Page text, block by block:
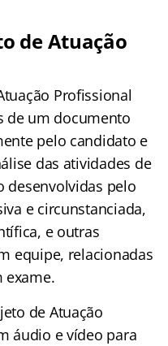
de Atuação
Profissional
de um documento
pelo candidato e
das atividades de
desenvolvidas pelo
e circunstanciada,
e outras
equipe, relacionadas
exame.
de Atuação
áudio e vídeo para